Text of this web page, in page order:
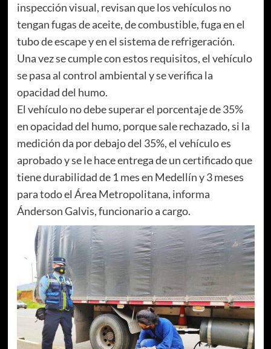
inspección visual, revisan que los vehículos no
tengan fugas de aceite, de combustible, fuga en el
tubo de escape y en el sistema de refrigeración.
Una vez se cumple con estos requisitos, el vehículo
se pasa al control ambiental y se verifica la
opacidad del humo.
El vehículo no debe superar el porcentaje de 35%
en opacidad del humo, porque sale rechazado, si la
medición da por debajo del 35%, el vehículo es
aprobado y se le hace entrega de un certificado que
tiene durabilidad de 1 mes en Medellín y 3 meses
para todo el Área Metropolitana, informa
Ánderson Galvis, funcionario a cargo.